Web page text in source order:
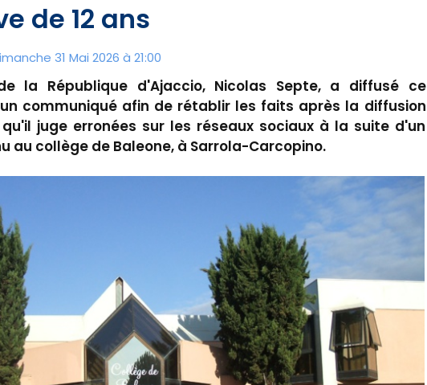
de 12 ans
31 Mai 2026 à 21:00
la République d'Ajaccio, Nicolas Septe, a diffusé ce
communiqué afin de rétablir les faits après la diffusion
juge erronées sur les réseaux sociaux à la suite d'un
au collège de Baleone, à Sarrola-Carcopino.